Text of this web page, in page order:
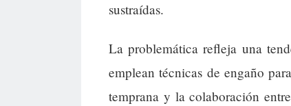
sustraídas.
La problemática refleja una
emplean técnicas de engaño
temprana y la colaboración